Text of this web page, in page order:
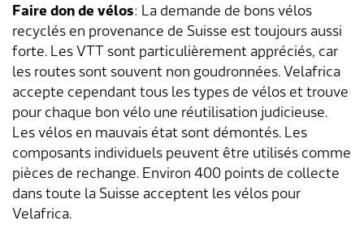
Faire don de vélos: La demande de bons vélos
recyclés en provenance de Suisse est toujours aussi
forte. Les VTT sont particulièrement appréciés, car
les routes sont souvent non goudronnées. Velafrica
accepte cependant tous les types de vélos et trouve
pour chaque bon vélo une réutilisation judicieuse.
Les vélos en mauvais état sont démontés. Les
composants individuels peuvent être utilisés comme
pièces de rechange. Environ 400 points de collecte
dans toute la Suisse acceptent les vélos pour
Velafrica.
Transports & mobilité
Sécurité
A propos de Lengnau
Economie
Postes vacants
Stage / apprentissage
Réseaux de communes